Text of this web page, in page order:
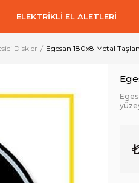
ELEKTRİKLİ EL ALETLERİ
Diskler Egesan 180x8 Metal